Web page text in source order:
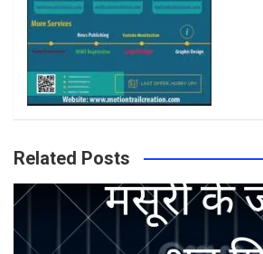
Related Posts